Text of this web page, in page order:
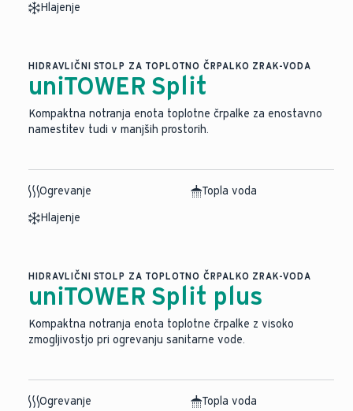
Hlajenje
HIDRAVLIČNI STOLP ZA TOPLOTNO ČRPALKO ZRAK-VODA
uniTOWER Split
Kompaktna notranja enota toplotne črpalke za enostavno
namestitev tudi v manjših prostorih.
Ogrevanje
Topla voda
Hlajenje
HIDRAVLIČNI STOLP ZA TOPLOTNO ČRPALKO ZRAK-VODA
uniTOWER Split plus
Kompaktna notranja enota toplotne črpalke z visoko
zmogljivostjo pri ogrevanju sanitarne vode.
Ogrevanje Topla voda